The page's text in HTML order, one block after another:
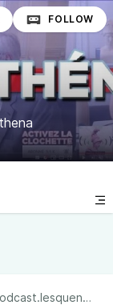
FOLLOW
@Radio_athena@podcast.lesquen.fr